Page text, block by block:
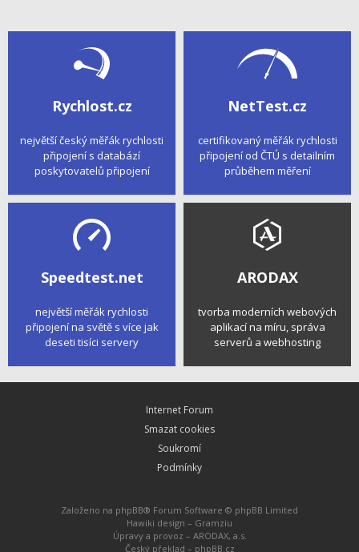
Rychlost.cz
největší český měřák rychlosti
připojení s databází
poskytovatelů připojení
NetTest.cz
certifikovaný měřák rychlosti
připojení od ČTÚ s detailním
průběhem měření
Speedtest.net
největší měřák rychlosti
připojení na světě s více jak
deseti tisíci servery
ARODAX
tvorba moderních webových
aplikací na míru, správa
serverů a webhosting
Internet Forum
Smazat cookies
Soukromí
Podmínky
Založeno na phpBB® Forum Software © phpBB Limited
Hawiki design – Gramziu
Úpravy a provoz – ARODAX, a.s.
Český překlad – phpBB.cz